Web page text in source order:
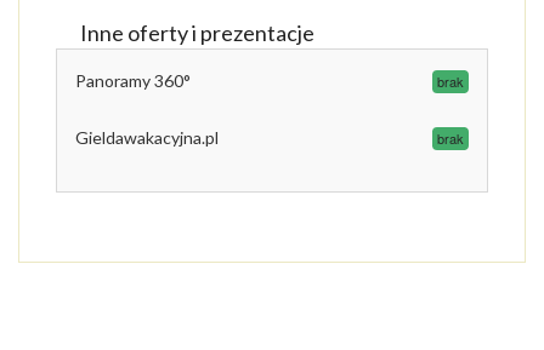
Inne oferty i prezentacje
Panoramy 360° brak
Gieldawakacyjna.pl brak